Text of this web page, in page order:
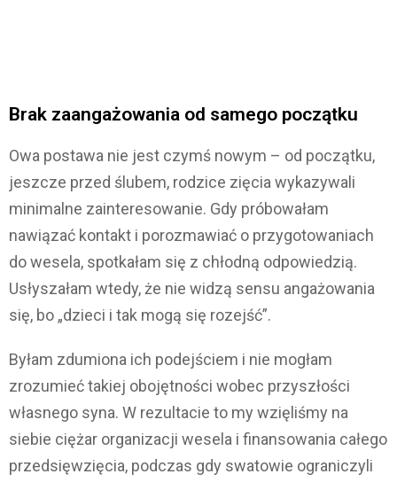
Brak zaangażowania od samego początku
Owa postawa nie jest czymś nowym – od początku,
jeszcze przed ślubem, rodzice zięcia wykazywali
minimalne zainteresowanie. Gdy próbowałam
nawiązać kontakt i porozmawiać o przygotowaniach
do wesela, spotkałam się z chłodną odpowiedzią.
Usłyszałam wtedy, że nie widzą sensu angażowania
się, bo „dzieci i tak mogą się rozejść”.
Byłam zdumiona ich podejściem i nie mogłam
zrozumieć takiej obojętności wobec przyszłości
własnego syna. W rezultacie to my wzięliśmy na
siebie ciężar organizacji wesela i finansowania całego
przedsięwzięcia, podczas gdy swatowie ograniczyli